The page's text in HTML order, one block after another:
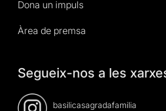
Dona un impuls
Àrea de premsa
Segueix-nos a les
basilicasagradafamilia